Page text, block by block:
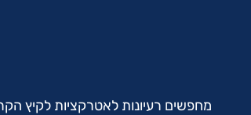
מחפשים רעיונות לאטרקציות לקיץ